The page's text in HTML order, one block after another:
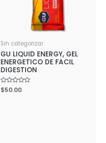
Sin categorizar
GU LIQUID ENERGY, GEL
ENERGETICO DE FACIL
DIGESTION
Rated
0
$50.00